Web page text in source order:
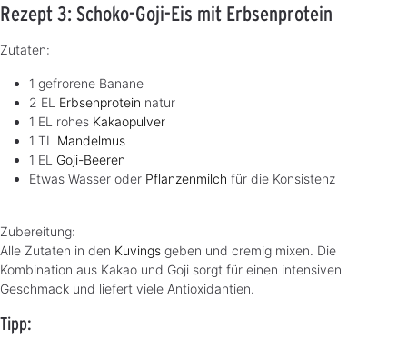
Rezept 3: Schoko-Goji-Eis mit Erbsenprotein
Zutaten:
1 gefrorene Banane
2 EL Erbsenprotein natur
1 EL rohes Kakaopulver
1 TL Mandelmus
1 EL Goji-Beeren
Etwas Wasser oder Pflanzenmilch für die Konsistenz
Zubereitung:
Alle Zutaten in den Kuvings geben und cremig mixen. Die
Kombination aus Kakao und Goji sorgt für einen intensiven
Geschmack und liefert viele Antioxidantien.
Tipp: